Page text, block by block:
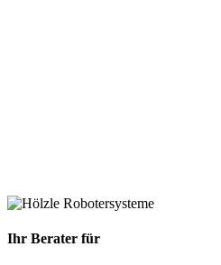
Ihr Berater für